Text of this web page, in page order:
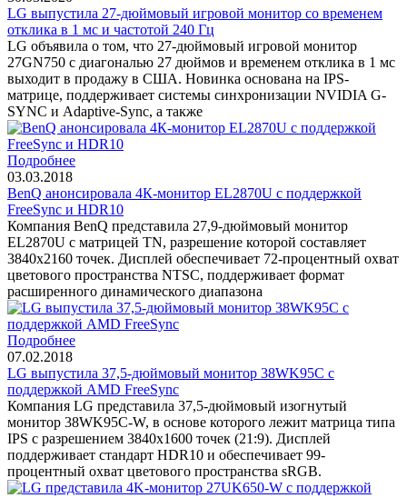
LG выпустила 27-дюймовый игровой монитор со временем
отклика в 1 мс и частотой 240 Гц
LG объявила о том, что 27-дюймовый игровой монитор
27GN750 с диагональю 27 дюймов и временем отклика в 1 мс
выходит в продажу в США. Новинка основана на IPS-
матрице, поддерживает системы синхронизации NVIDIA G-
SYNC и Adaptive-Sync, а также
Подробнее
03.03.2018
BenQ анонсировала 4К-монитор EL2870U с поддержкой
FreeSync и HDR10
Компания BenQ представила 27,9-дюймовый монитор
EL2870U с матрицей TN, разрешение которой составляет
3840х2160 точек. Дисплей обеспечивает 72-процентный охват
цветового пространства NTSC, поддерживает формат
расширенного динамического диапазона
Подробнее
07.02.2018
LG выпустила 37,5-дюймовый монитор 38WK95C с
поддержкой AMD FreeSync
Компания LG представила 37,5-дюймовый изогнутый
монитор 38WK95C-W, в основе которого лежит матрица типа
IPS с разрешением 3840х1600 точек (21:9). Дисплей
поддерживает стандарт HDR10 и обеспечивает 99-
процентный охват цветового пространства sRGB.